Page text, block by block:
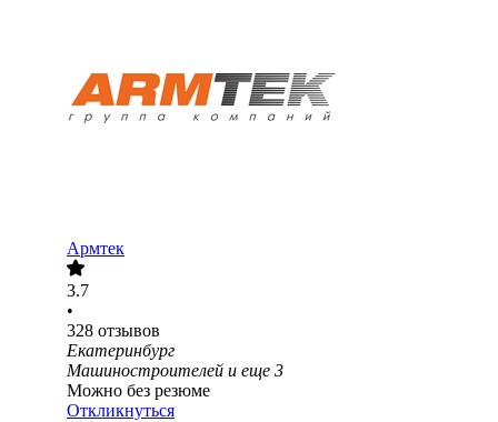
Армтек
3.7
•
328 отзывов
Екатеринбург
Машиностроителей и еще 3
Можно без резюме
Откликнуться